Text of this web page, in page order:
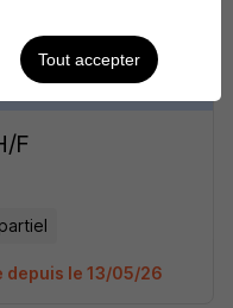
F
depuis le 13/05/26
Tout accepter